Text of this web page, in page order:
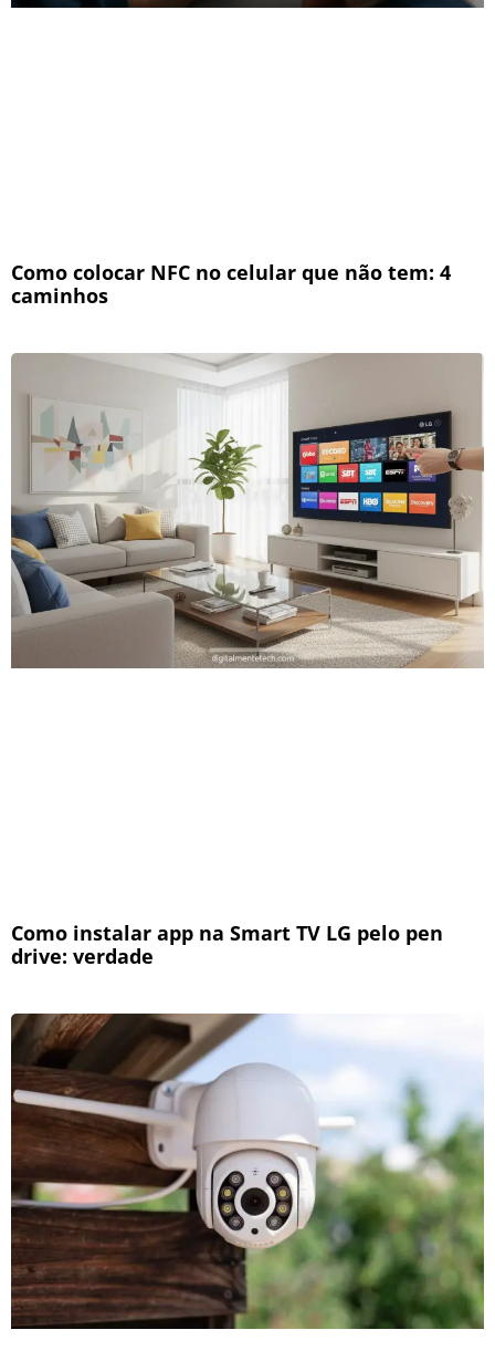
Como colocar NFC no celular que não tem: 4
caminhos
Como instalar app na Smart TV LG pelo pen
drive: verdade